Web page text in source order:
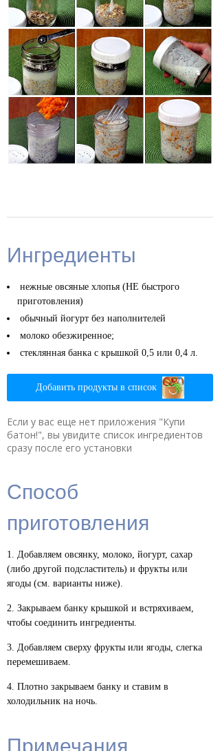
Ингредиенты
нежные овсяные хлопья (НЕ быстрого
приготовления)
обычный йогурт без наполнителей
молоко обезжиренное;
стеклянная банка с крышкой 0,5 или 0,4 л.
Добавить продукты в список
Если у вас еще нет приложения "Купи
батон!", вы увидите список ингредиентов
сразу после его установки
Способ
приготовления
Добавляем овсянку, молоко, йогурт, сахар
(либо другой подсластитель) и фрукты или
ягоды (см. варианты ниже).
Закрываем банку крышкой и встряхиваем,
чтобы соединить ингредиенты.
Добавляем сверху фрукты или ягоды, слегка
перемешиваем.
Плотно закрываем банку и ставим в
холодильник на ночь.
Примечания